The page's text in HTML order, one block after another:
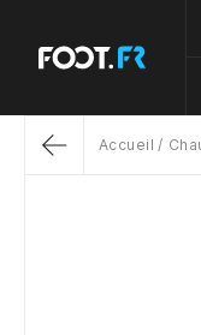
Accueil